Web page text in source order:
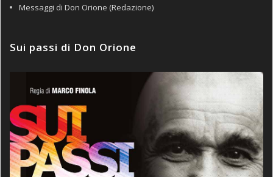
Messaggi di Don Orione (Redazione)
Sui passi di Don Orione